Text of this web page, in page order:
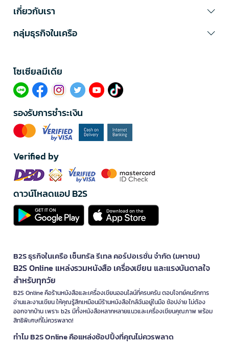
เกี่ยวกับเรา
กลุ่มธุรกิจในเครือ
โซเซียลมีเดีย​
รองรับการชำระเงิน
Verified by
ดาวน์โหลดแอป B2S
B2S ธุรกิจในเครือ เซ็นทรัล รีเทล คอร์ปอเรชั่น จำกัด (มหาชน)
B2S Online แหล่งรวมหนังสือ เครื่องเขียน และแรงบันดาลใจ
สำหรับทุกวัย
B2S Online คือร้านหนังสือและเครื่องเขียนออนไลน์ที่ครบครัน ตอบโจทย์คนรักการ
อ่านและงานเขียน ให้คุณรู้สึกเหมือนมีร้านหนังสือใกล้ฉันอยู่ในมือ ช้อปง่าย ไม่ต้อง
ออกจากบ้าน เพราะ b2s มีทั้งหนังสือหลากหลายแนวและเครื่องเขียนคุณภาพ พร้อม
สิทธิพิเศษที่ไม่ควรพลาด!
ทำไม B2S Online คือแหล่งช้อปปิ้งที่คุณไม่ควรพลาด